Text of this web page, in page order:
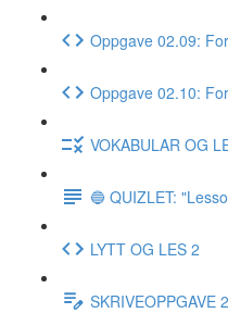
Oppgave 02.09:
Oppgave 02.10:
VOKABULAR OG
🔵 QUIZLET:
LYTT OG LES 2
SKRIVEOPPGAVE 2